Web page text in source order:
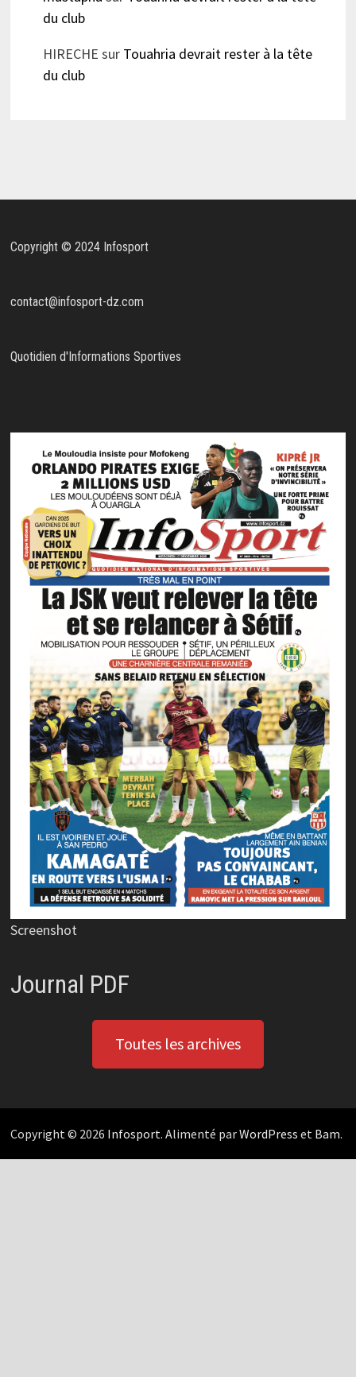
du club
HIRECHE sur Touahria devrait rester à la tête
du club
Copyright © 2024 Infosport
contact@infosport-dz.com
Quotidien d'Informations Sportives
Screenshot
Journal PDF
Toutes les archives
Copyright © 2026 Infosport. Alimenté parWordPress et Bam.